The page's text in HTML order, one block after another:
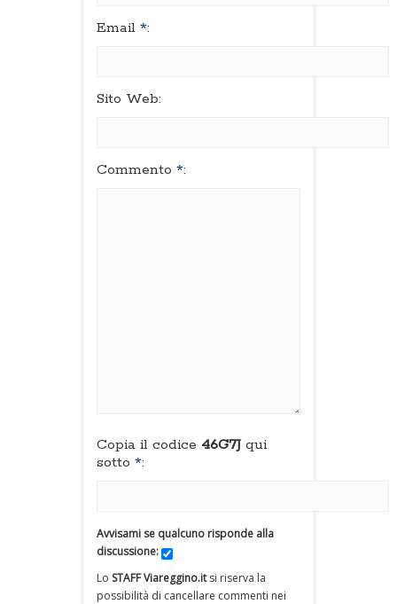
Email *:
Sito Web:
Commento *:
Copia il codice 46G7J qui
sotto *:
Avvisami se qualcuno risponde alla
discussione:
Lo STAFF Viareggino.itsi riserva la
possibilità di cancellare commenti nei